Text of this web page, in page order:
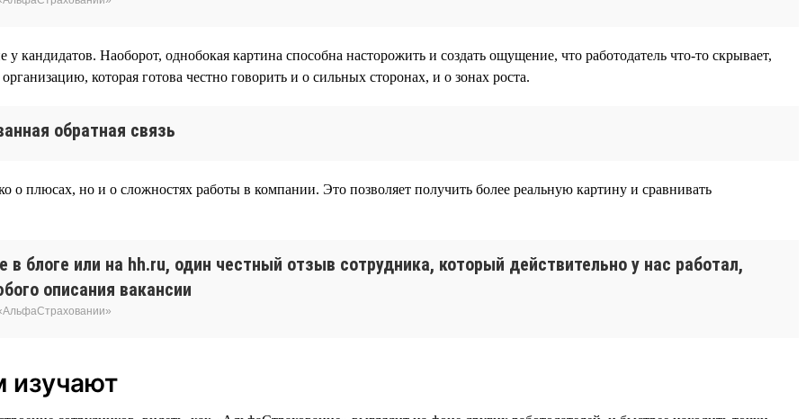
Наоборот, однобокая картина способна насторожить и создать ощущение, что работодатель что-то скрывает,
которая готова честно говорить и о сильных сторонах, и о зонах роста.
обратная связь
о плюсах, но и о сложностях работы в компании. Это позволяет получить более реальную картину и сравнивать
блоге или на hh.ru, один честный отзыв сотрудника, который действительно у нас работал,
описания вакансии
изучают